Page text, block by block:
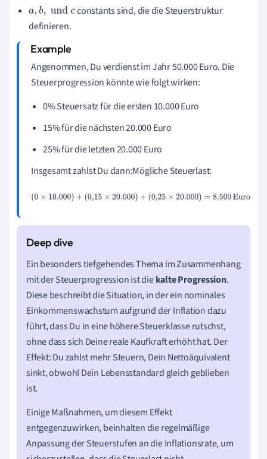
a,b,undc
constants sind, die die Steuerstruktur
definieren.
Angenommen, Du verdienst im Jahr 50.000 Euro. Die
Steuerprogression könnte wie folgt wirken:
0% Steuersatz für die ersten 10.000 Euro
15% für die nächsten 20.000 Euro
25% für die letzten 20.000 Euro
Insgesamt zahlst Du dann:Mögliche Steuerlast:
(0×10.000)+(0,15× 20.000)+(0,25× 20.000)=8.500Euro
Ein besonders tiefgehendes Thema im Zusammenhang
mit der Steuerprogression ist diekalte Progression.
Diese beschreibt die Situation, in der ein nominales
Einkommenswachstum aufgrund der Inflation dazu
führt, dass Du in eine höhere Steuerklasse rutschst,
ohne dass sich Deine reale Kaufkraft erhöht hat. Der
Effekt: Du zahlst mehr Steuern, Dein Nettoäquivalent
sinkt, obwohl Dein Lebensstandard gleich geblieben
ist.
Einige Maßnahmen, um diesem Effekt
entgegenzuwirken, beinhalten die regelmäßige
Anpassung der Steuerstufen an die Inflationsrate, um